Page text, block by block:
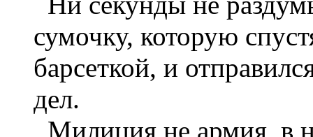
сумочку, которую
барсеткой, и
дел.
Милиция не армия, в